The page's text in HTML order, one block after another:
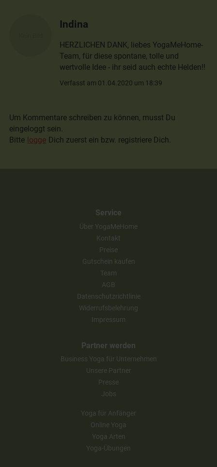
Indina
HERZLICHEN DANK, liebes YogaMeHome-
Team, für diese spontane, tolle und
wertvolle Idee - ihr seid auch echte Helden!!
Verfasst am 01.04.2020 um 18:39
Um Kommentare schreiben zu können, musst Du
eingeloggt sein.
Bitte logge Dich zuerst ein bzw. registriere Dich.
Service
Über YogaMeHome
Kontakt
Preise
Gutschein kaufen
Team
AGB
Datenschutzrichtlinie
Widerrufsbelehrung
Impressum
Partner werden
Business Yoga für Unternehmen
Unsere Partner
Presse
Jobs
Yoga für Anfänger
Online Yoga
Yoga Arten
Yoga-Übungen